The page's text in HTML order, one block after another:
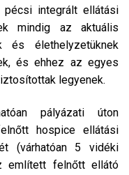
pécsi integrált ellátási
mindig az aktuális
és élethelyzetüknek
és ehhez az egyes
legyenek.
pályázati úton
hospice ellátási
(várhatóan 5 vidéki
említett felnőtt ellátó